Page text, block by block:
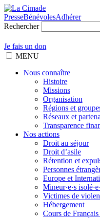
PresseBénévolesAdhérer
Rechercher
Je fais un don
MENU
Nous connaître
Histoire
Missions
Organisation
Régions et
Réseaux et
Transparence
Nos actions
Droit au séjour
Droit d’asile
Rétention et
Personnes
Europe et
Mineur·e·s
Victimes de
Hébergement
Cours de